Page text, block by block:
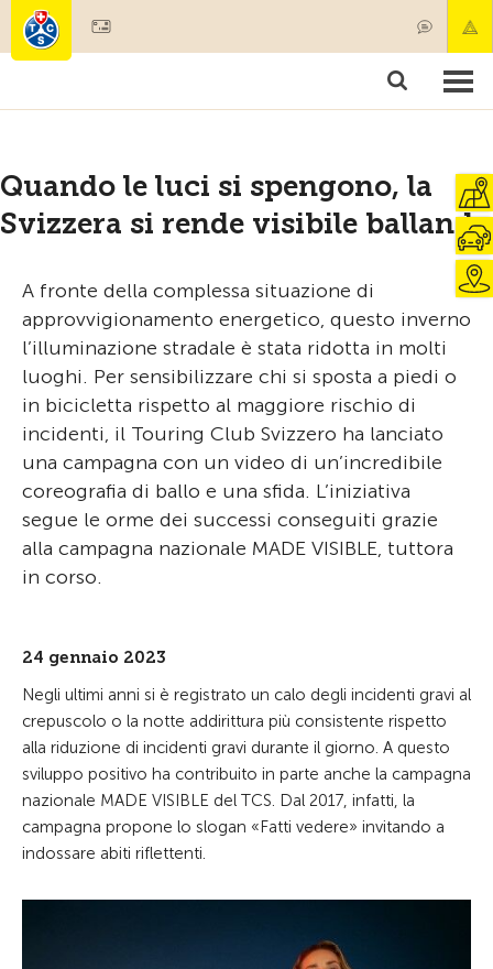
Societariato & prestazioni
Quando le luci si spengono, la
Svizzera si rende visibile ballando
A fronte della complessa situazione di
approvvigionamento energetico, questo inverno
l’illuminazione stradale è stata ridotta in molti
luoghi. Per sensibilizzare chi si sposta a piedi o
in bicicletta rispetto al maggiore rischio di
incidenti, il Touring Club Svizzero ha lanciato
una campagna con un video di un’incredibile
coreografia di ballo e una sfida. L’iniziativa
segue le orme dei successi conseguiti grazie
alla campagna nazionale MADE VISIBLE, tuttora
in corso.
24 gennaio 2023
Negli ultimi anni si è registrato un calo degli incidenti gravi al
crepuscolo o la notte addirittura più consistente rispetto
alla riduzione di incidenti gravi durante il giorno. A questo
sviluppo positivo ha contribuito in parte anche la campagna
nazionale MADE VISIBLE del TCS. Dal 2017, infatti, la
campagna propone lo slogan «Fatti vedere» invitando a
indossare abiti riflettenti.